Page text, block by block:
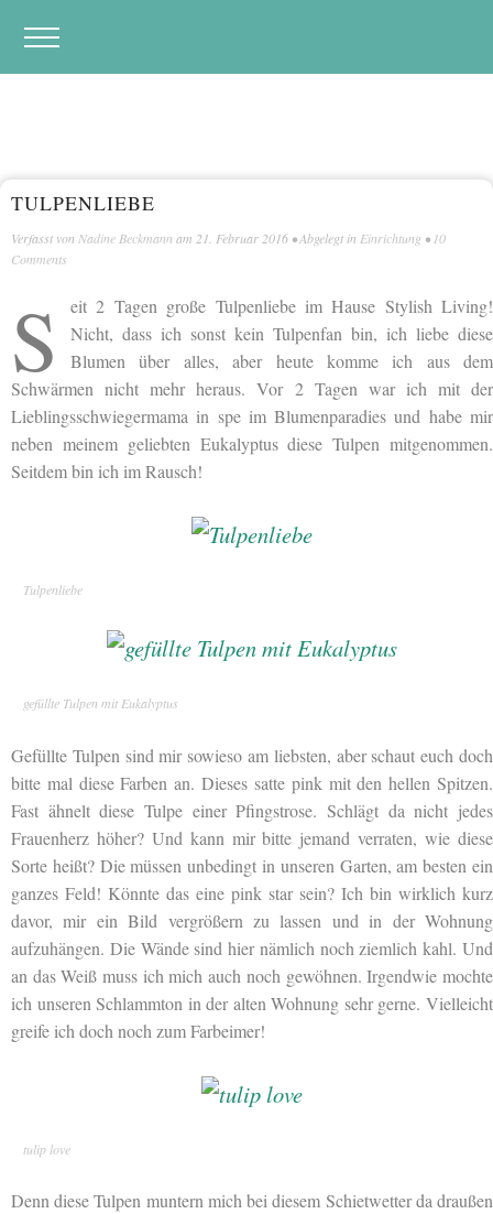
TULPENLIEBE
Verfasst von Nadine Beckmann am 21. Februar 2016 • Abgelegt in Einrichtung • 10
Comments
S
eit 2 Tagen große Tulpenliebe im Hause Stylish Living!
Nicht, dass ich sonst kein Tulpenfan bin, ich liebe diese
Blumen über alles, aber heute komme ich aus dem
Schwärmen nicht mehr heraus. Vor 2 Tagen war ich mit der
Lieblingsschwiegermama in spe im Blumenparadies und habe mir
neben meinem geliebten Eukalyptus diese Tulpen mitgenommen.
Seitdem bin ich im Rausch!
Tulpenliebe
gefüllte Tulpen mit Eukalyptus
Gefüllte Tulpen sind mir sowieso am liebsten, aber schaut euch doch
bitte mal diese Farben an. Dieses satte pink mit den hellen Spitzen.
Fast ähnelt diese Tulpe einer Pfingstrose. Schlägt da nicht jedes
Frauenherz höher? Und kann mir bitte jemand verraten, wie diese
Sorte heißt? Die müssen unbedingt in unseren Garten, am besten ein
ganzes Feld! Könnte das eine pink star sein? Ich bin wirklich kurz
davor, mir ein Bild vergrößern zu lassen und in der Wohnung
aufzuhängen. Die Wände sind hier nämlich noch ziemlich kahl. Und
an das Weiß muss ich mich auch noch gewöhnen. Irgendwie mochte
ich unseren Schlammton in der alten Wohnung sehr gerne. Vielleicht
greife ich doch noch zum Farbeimer!
tulip love
Denn diese Tulpen muntern mich bei diesem Schietwetter da draußen